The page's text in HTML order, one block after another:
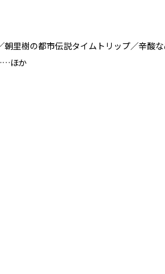
里樹の都市伝説タイムトリップ／辛酸
ほか